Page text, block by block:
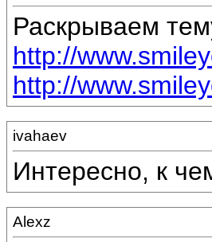
Раскрываем
http://
http://
ivahaev
Интересно, к
Alexz